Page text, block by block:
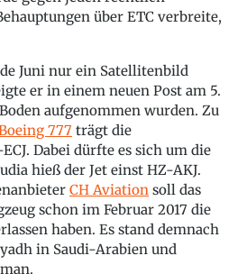
über ETC verbreite,
Juni nur ein Satellitenbild
er in einem neuen Post am 5.
aufgenommen wurden. Zu
777 trägt die
Dabei dürfte es sich um die
hieß der Jet einst HZ-AKJ.
CH Aviation soll das
schon im Februar 2017 die
haben. Es stand demnach
in Saudi-Arabien und